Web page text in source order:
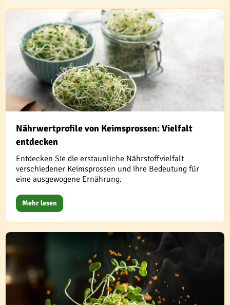
Nährwertprofile von Keimsprossen: Vielfalt
entdecken
Entdecken Sie die erstaunliche Nährstoffvielfalt
verschiedener Keimsprossen und ihre Bedeutung für
eine ausgewogene Ernährung.
Mehr lesen